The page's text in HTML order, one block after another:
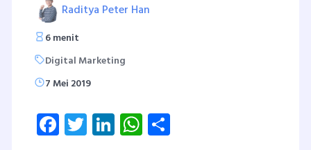
Raditya Peter Han
6 menit
Digital Marketing
7 Mei 2019
Facebook
Twitter
LinkedInWhatsApp